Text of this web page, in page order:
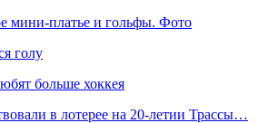
мини-платье и гольфы. Фото
голу
больше хоккея
в лотерее на 20-летии Трассы…